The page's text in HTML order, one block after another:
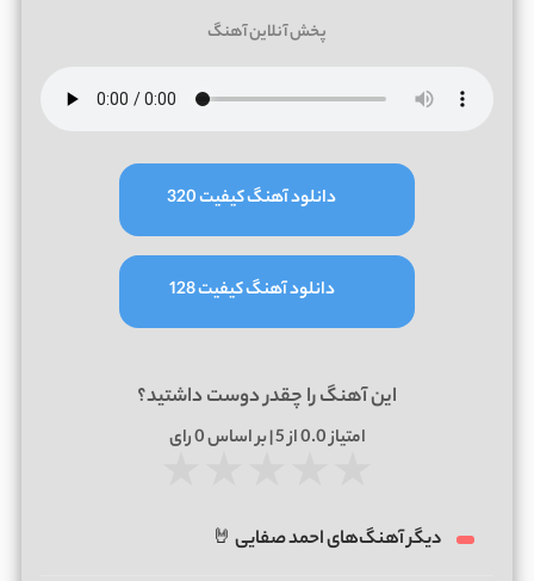
پخش آنلاین آهنگ
دانلود آهنگ کیفیت 320
دانلود آهنگ کیفیت 128
این آهنگ را چقدر دوست داشتید؟
امتیاز0.0از 5 | بر اساس 0رای
دیگر آهنگ‌های احمد صفایی 🤘